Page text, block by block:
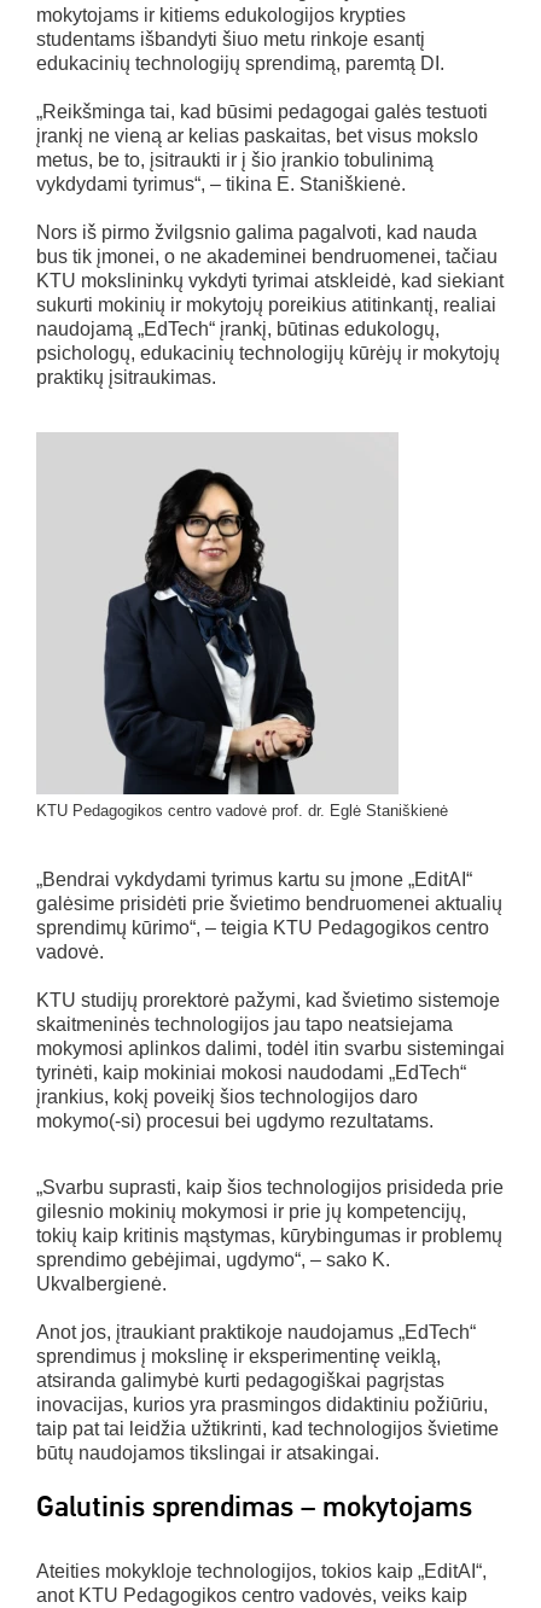
mokytojams ir kitiems edukologijos krypties
studentams išbandyti šiuo metu rinkoje esantį
edukacinių technologijų sprendimą, paremtą DI.
„Reikšminga tai, kad būsimi pedagogai galės testuoti
įrankį ne vieną ar kelias paskaitas, bet visus mokslo
metus, be to, įsitraukti ir į šio įrankio tobulinimą
vykdydami tyrimus“, – tikina E. Staniškienė.
Nors iš pirmo žvilgsnio galima pagalvoti, kad nauda
bus tik įmonei, o ne akademinei bendruomenei, tačiau
KTU mokslininkų vykdyti tyrimai atskleidė, kad siekiant
sukurti mokinių ir mokytojų poreikius atitinkantį, realiai
naudojamą „EdTech“ įrankį, būtinas edukologų,
psichologų, edukacinių technologijų kūrėjų ir mokytojų
praktikų įsitraukimas.
KTU Pedagogikos centro vadovė prof. dr. Eglė Staniškienė
„Bendrai vykdydami tyrimus kartu su įmone „EditAI“
galėsime prisidėti prie švietimo bendruomenei aktualių
sprendimų kūrimo“, – teigia KTU Pedagogikos centro
vadovė.
KTU studijų prorektorė pažymi, kad švietimo sistemoje
skaitmeninės technologijos jau tapo neatsiejama
mokymosi aplinkos dalimi, todėl itin svarbu sistemingai
tyrinėti, kaip mokiniai mokosi naudodami „EdTech“
įrankius, kokį poveikį šios technologijos daro
mokymo(-si) procesui bei ugdymo rezultatams.
„Svarbu suprasti, kaip šios technologijos prisideda prie
gilesnio mokinių mokymosi ir prie jų kompetencijų,
tokių kaip kritinis mąstymas, kūrybingumas ir problemų
sprendimo gebėjimai, ugdymo“, – sako K.
Ukvalbergienė.
Anot jos, įtraukiant praktikoje naudojamus „EdTech“
sprendimus į mokslinę ir eksperimentinę veiklą,
atsiranda galimybė kurti pedagogiškai pagrįstas
inovacijas, kurios yra prasmingos didaktiniu požiūriu,
taip pat tai leidžia užtikrinti, kad technologijos švietime
būtų naudojamos tikslingai ir atsakingai.
Galutinis sprendimas – mokytojams
Ateities mokykloje technologijos, tokios kaip „EditAI“,
anot KTU Pedagogikos centro vadovės, veiks kaip